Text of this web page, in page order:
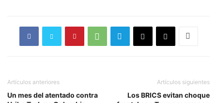
Artículos anteriores
Un mes del atentado contra
Artículos siguientes
Los BRICS evitan choque